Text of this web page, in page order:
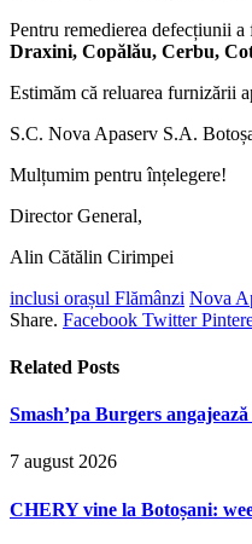
Pentru remedierea defecțiunii
Draxini, Copălău, Cerbu,
Estimăm că reluarea furnizării
S.C. Nova Apaserv S.A.
Mulțumim pentru înțelegere!
Director General,
Alin Cătălin Cirimpei
inclusi orașul Flămânzi Nova
Share. Facebook Twitter
Related Posts
Smash’pa Burgers
7 august 2026
CHERY vine la Botoșani: